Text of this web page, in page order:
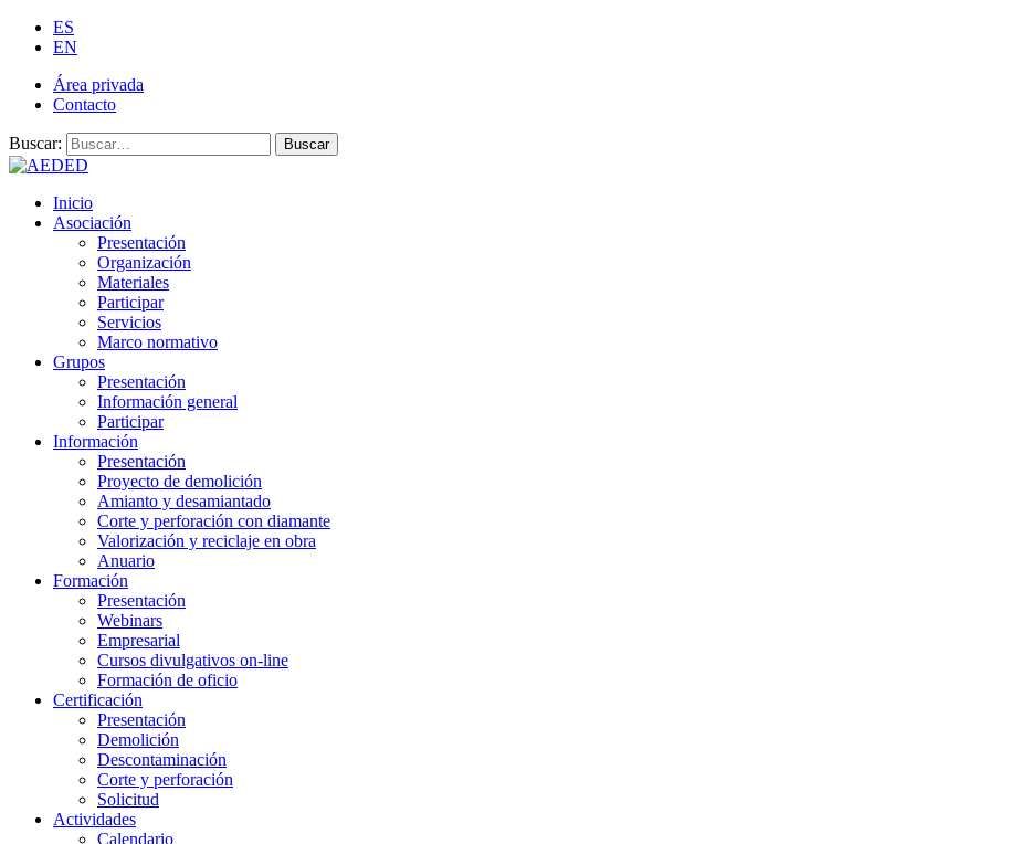
ES
EN
Área privada
Contacto
Buscar: Buscar
Inicio
Asociación
Presentación
Organización
Materiales
Participar
Servicios
Marco normativo
Grupos
Presentación
Información general
Participar
Información
Presentación
Proyecto de demolición
Amianto y desamiantado
Corte y perforación con diamante
Valorización y reciclaje en obra
Anuario
Formación
Presentación
Webinars
Empresarial
Cursos divulgativos on-line
Formación de oficio
Certificación
Presentación
Demolición
Descontaminación
Corte y perforación
Solicitud
Actividades
Calendario